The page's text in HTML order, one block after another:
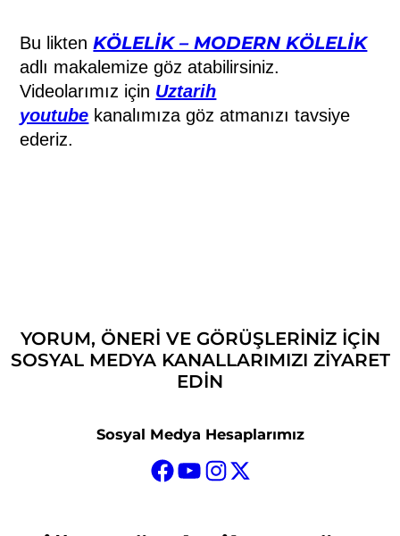
Bu likten KÖLELİK – MODERN KÖLELİK
adlı makalemize göz atabilirsiniz.
Videolarımız için Uztarih
youtube kanalımıza göz atmanızı tavsiye
ederiz.
YORUM, ÖNERI VE GÖRÜŞLERINIZ IÇIN
SOSYAL MEDYA KANALLARIMIZI ZIYARET
EDIN
Sosyal Medya Hesaplarımız